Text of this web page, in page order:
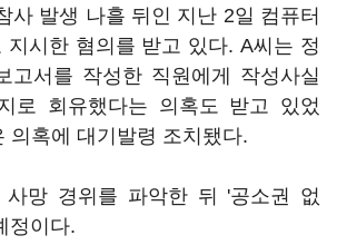
사 발생 나흘 뒤인 지난 2일 컴퓨터
지시한 혐의를 받고 있다. A씨는 정
고서를 작성한 직원에게 작성사실
로 회유했다는 의혹도 받고 있었
의혹에 대기발령 조치됐다.
사망 경위를 파악한 뒤 '공소권 없
정이다.